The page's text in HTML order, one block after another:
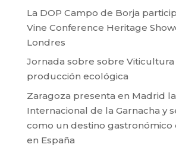
La DOP Campo de Borja
Vine Conference Heritage
Londres
Jornada sobre sobre Viticultura
producción ecológica
Zaragoza presenta en Madrid
Internacional de la Garnacha y
como un destino gastronómico
en España